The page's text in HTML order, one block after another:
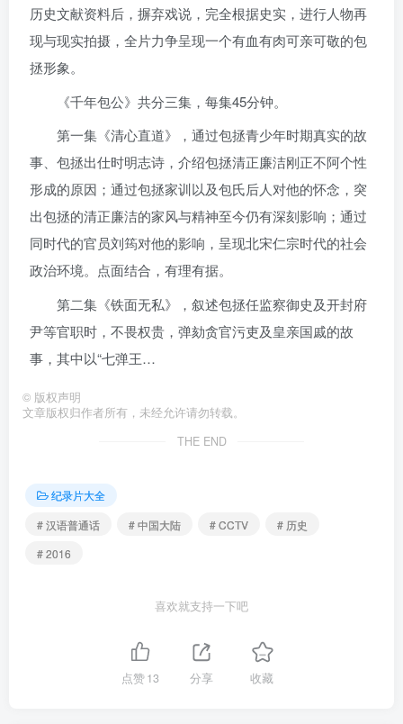
历史文献资料后，摒弃戏说，完全根据史实，进行人物再
现与现实拍摄，全片力争呈现一个有血有肉可亲可敬的包
拯形象。
《千年包公》共分三集，每集45分钟。
第一集《清心直道》，通过包拯青少年时期真实的故
事、包拯出仕时明志诗，介绍包拯清正廉洁刚正不阿个性
形成的原因；通过包拯家训以及包氏后人对他的怀念，突
出包拯的清正廉洁的家风与精神至今仍有深刻影响；通过
同时代的官员刘筠对他的影响，呈现北宋仁宗时代的社会
政治环境。点面结合，有理有据。
第二集《铁面无私》，叙述包拯任监察御史及开封府
尹等官职时，不畏权贵，弹劾贪官污吏及皇亲国戚的故
事，其中以“七弹王…
© 版权声明
文章版权归作者所有，未经允许请勿转载。
THE END
纪录片大全
# 汉语普通话
# 中国大陆 # CCTV
# 历史
# 2016
喜欢就支持一下吧
点赞13 分享 收藏